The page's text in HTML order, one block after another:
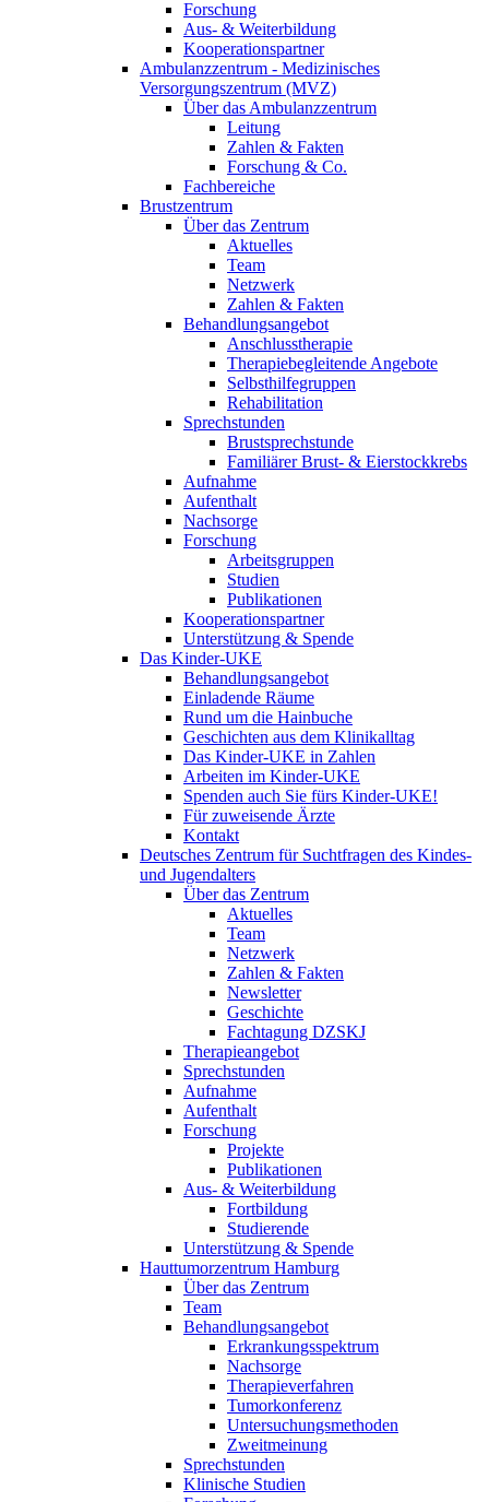
Forschung
Aus- & Weiterbildung
Kooperationspartner
Ambulanzzentrum - Medizinisches
Versorgungszentrum (MVZ)
Über das Ambulanzzentrum
Leitung
Zahlen & Fakten
Forschung & Co.
Fachbereiche
Brustzentrum
Über das Zentrum
Aktuelles
Team
Netzwerk
Zahlen & Fakten
Behandlungsangebot
Anschlusstherapie
Therapiebegleitende Angebote
Selbsthilfegruppen
Rehabilitation
Sprechstunden
Brustsprechstunde
Familiärer Brust- & Eierstockkrebs
Aufnahme
Aufenthalt
Nachsorge
Forschung
Arbeitsgruppen
Studien
Publikationen
Kooperationspartner
Unterstützung & Spende
Das Kinder-UKE
Behandlungsangebot
Einladende Räume
Rund um die Hainbuche
Geschichten aus dem Klinikalltag
Das Kinder-UKE in Zahlen
Arbeiten im Kinder-UKE
Spenden auch Sie fürs Kinder-UKE!
Für zuweisende Ärzte
Kontakt
Deutsches Zentrum für Suchtfragen des Kindes-
und Jugendalters
Über das Zentrum
Aktuelles
Team
Netzwerk
Zahlen & Fakten
Newsletter
Geschichte
Fachtagung DZSKJ
Therapieangebot
Sprechstunden
Aufnahme
Aufenthalt
Forschung
Projekte
Publikationen
Aus- & Weiterbildung
Fortbildung
Studierende
Unterstützung & Spende
Hauttumorzentrum Hamburg
Über das Zentrum
Team
Behandlungsangebot
Erkrankungsspektrum
Nachsorge
Therapieverfahren
Tumorkonferenz
Untersuchungsmethoden
Zweitmeinung
Sprechstunden
Klinische Studien